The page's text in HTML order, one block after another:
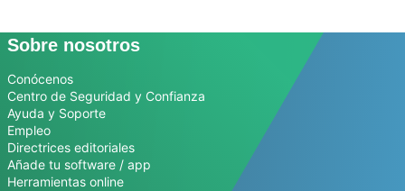
Sobre nosotros
Conócenos
Centro de Seguridad y Confianza
Ayuda y Soporte
Empleo
Directrices editoriales
Añade tu software / app
Herramientas online